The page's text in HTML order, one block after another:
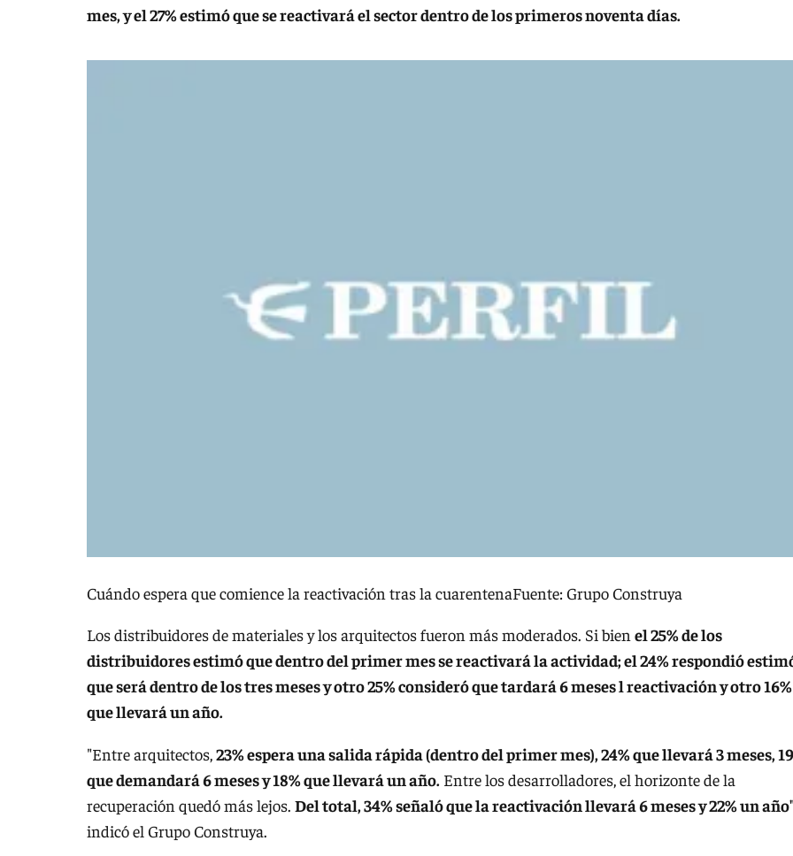
mes, y el 27% estimó que se reactivará el sector dentro de los primeros noventa días.
Cuándo espera que comience la reactivación tras la cuarentenaFuente: Grupo Construya
Los distribuidores de materiales y los arquitectos fueron más moderados. Si bien el 25% de los
distribuidores estimó que dentro del primer mes se reactivará la actividad; el 24% respondió
que será dentro de los tres meses y otro 25% consideró que tardará 6 meses l reactivación y otro 16%
que llevará un año.
"Entre arquitectos,23% espera una salida rápida (dentro del primer mes), 24% que llevará 3 meses,
que demandará 6 meses y 18% que llevará un año. Entre los desarrolladores, el horizonte de la
recuperación quedó más lejos. Del total, 34% señaló que la reactivación llevará 6 meses y 22% un
indicó el Grupo Construya.